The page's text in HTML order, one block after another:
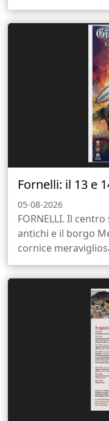
Fornelli: il 13 e
05-08-2026
FORNELLI. Il
antichi e il borgo
cornice